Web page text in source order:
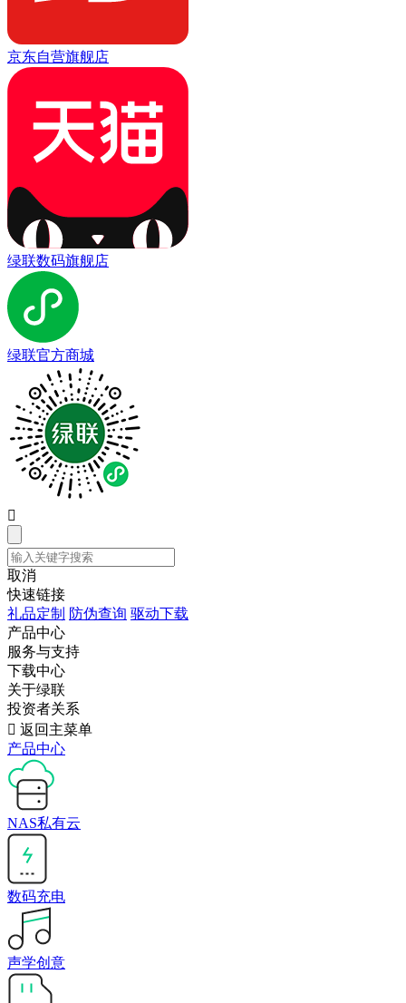
京东自营旗舰店
绿联数码旗舰店
绿联官方商城

取消
快速链接
礼品定制 防伪查询 驱动下载
产品中心
服务与支持
下载中心
关于绿联
投资者关系
 返回主菜单
产品中心
NAS私有云
数码充电
声学创意